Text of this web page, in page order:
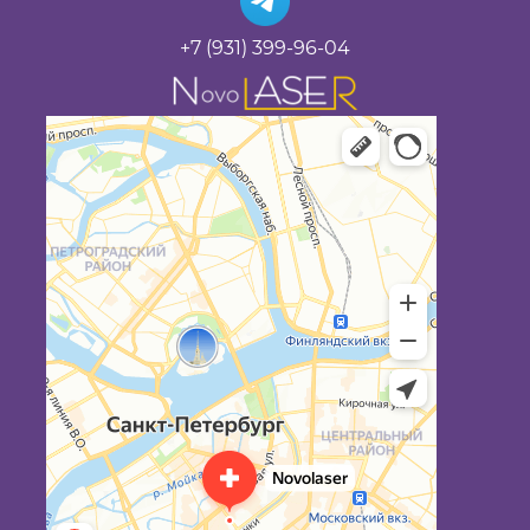
+7 (931) 399-96-04